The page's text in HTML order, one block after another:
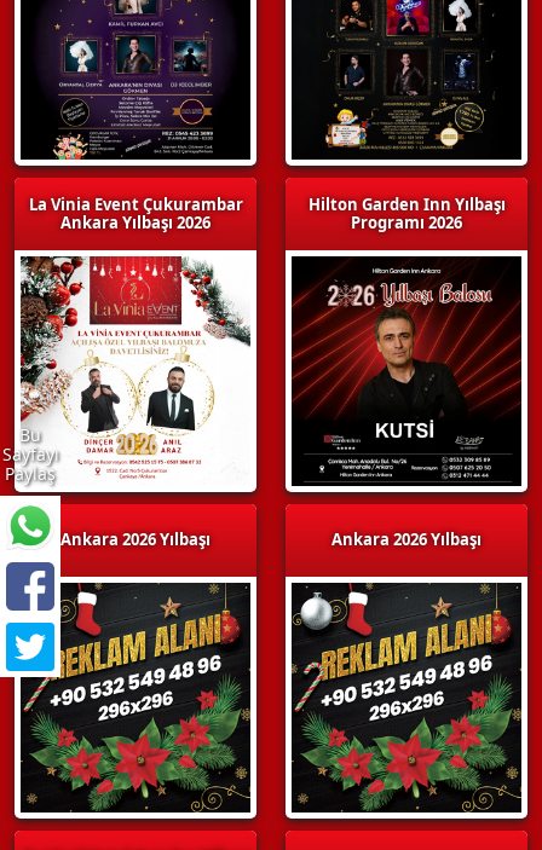
La Vinia Event Çukurambar
Ankara Yılbaşı 2026
Ankara 2026 Yılbaşı
Hilton Garden Inn Yılbaşı
Programı 2026
Ankara 2026 Yılbaşı
Bu
Sayfayı
Paylaş